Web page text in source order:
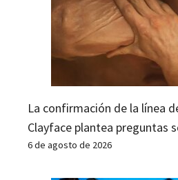
La confirmación de la línea
Clayface plantea preguntas
6 de agosto de 2026